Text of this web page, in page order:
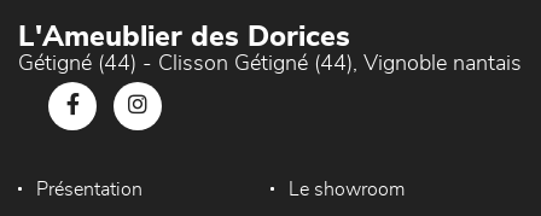
L'Ameublier des Dorices
Gétigné (44) - Clisson Gétigné (44), Vignoble nantais
Présentation Le showroom